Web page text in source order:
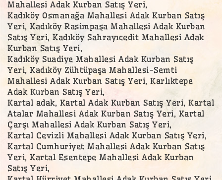
Mahallesi Adak Kurban Satış Yeri,
Kadıköy Osmanağa Mahallesi Adak Kurban Satış
Yeri, Kadıköy Rasimpaşa Mahallesi Adak Kurban
Satış Yeri, Kadıköy Sahrayıcedit Mahallesi Adak
Kurban Satış Yeri,
Kadıköy Suadiye Mahallesi Adak Kurban Satış
Yeri, Kadıköy Zühtüpaşa Mahallesi-Semti
Mahallesi Adak Kurban Satış Yeri, Karlıktepe
Adak Kurban Satış Yeri,
Kartal adak, Kartal Adak Kurban Satış Yeri, Kartal
Atalar Mahallesi Adak Kurban Satış Yeri, Kartal
Çarşı Mahallesi Adak Kurban Satış Yeri,
Kartal Cevizli Mahallesi Adak Kurban Satış Yeri,
Kartal Cumhuriyet Mahallesi Adak Kurban Satış
Yeri, Kartal Esentepe Mahallesi Adak Kurban
Satış Yeri,